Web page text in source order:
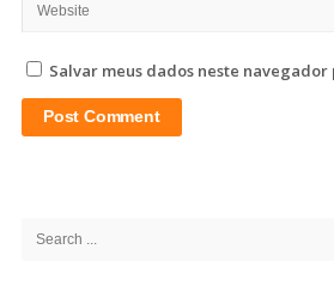
Salvar meus dados neste
Search